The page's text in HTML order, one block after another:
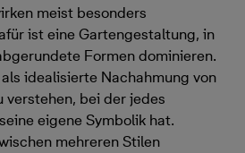
meist besonders
ist eine Gartengestaltung, in
Formen dominieren.
idealisierte Nachahmung von
verstehen, bei der jedes
eigene Symbolik hat.
mehreren Stilen